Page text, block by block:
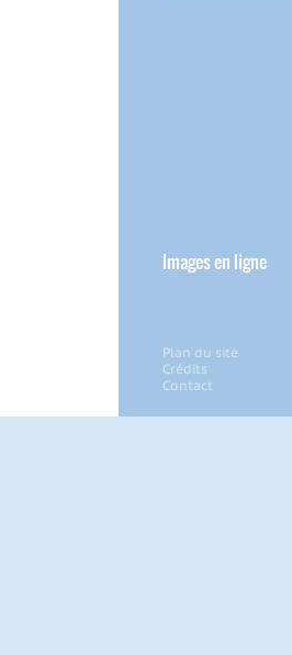
Images en ligne
Plan du site
Crédits
Contact